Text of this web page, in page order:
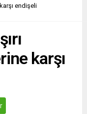
endişeli
karşı